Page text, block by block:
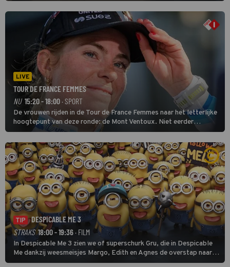
LIVE
TOUR DE FRANCE FEMMES
NU 15:20 - 18:00 · SPORT
De vrouwen rijden in de Tour de France Femmes naar het letterlijke
hoogtepunt van deze ronde: de Mont Ventoux. Niet eerder
finishten de vrouwen voor deze koers op deze kale col uit de
buitencategorie. De aanloop naar de slotklim is vlak.
TIP
DESPICABLE ME 3
STRAKS 18:00 - 19:36· FILM
In Despicable Me 3 zien we of superschurk Gru, die in Despicable
Me dankzij weesmeisjes Margo, Edith en Agnes de overstap naar
het rechte pad maakte, ook op dat pad weet te blijven.